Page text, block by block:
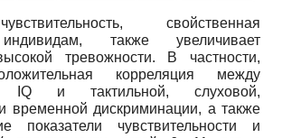
свойственная
также увеличивает
тревожности. В частности,
корреляция между
IQ и тактильной, слуховой,
временной дискриминации, а также
показатели чувствительности и